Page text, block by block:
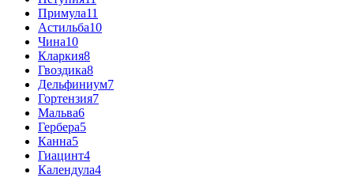
Примула11
Астильба10
Чина10
Кларкия8
Гвоздика8
Дельфиниум7
Гортензия7
Мальва6
Гербера5
Канна5
Гиацинт4
Календула4